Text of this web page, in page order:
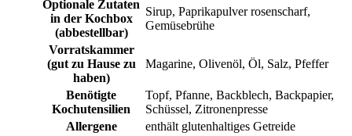
Optionale Zutaten
in der Kochbox
(abbestellbar)
Sirup, Paprikapulver rosenscharf,
Gemüsebrühe
Vorratskammer
(gut zu Hause zu
haben)
Magarine, Olivenöl, Öl, Salz, Pfeffer
Benötigte
Kochutensilien
Topf, Pfanne, Backblech, Backpapier,
Schüssel, Zitronenpresse
Allergene
enthält glutenhaltiges Getreide